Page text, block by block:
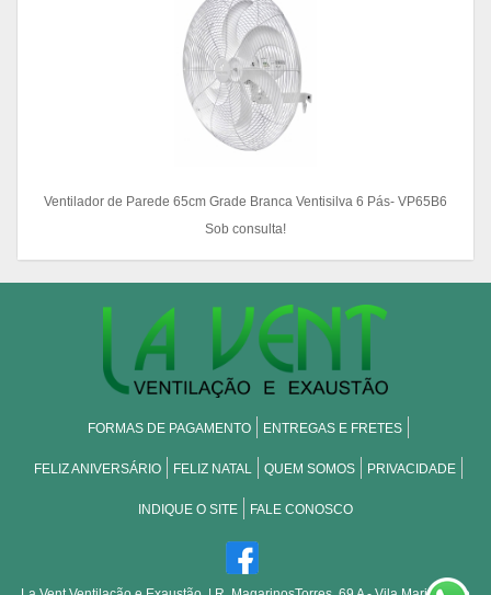
Ventilador de Parede 65cm Grade Branca Ventisilva 6 Pás- VP65B6
Sob consulta!
FORMAS DE PAGAMENTO ENTREGAS E FRETES
FELIZ ANIVERSÁRIO FELIZ NATAL QUEM SOMOS PRIVACIDADE
INDIQUE O SITE FALE CONOSCO